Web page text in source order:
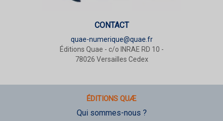
CONTACT
quae-numerique@quae.fr
Éditions Quae - c/o INRAE RD 10 -
78026 Versailles Cedex
ÉDITIONS QUÆ
Qui sommes-nous ?